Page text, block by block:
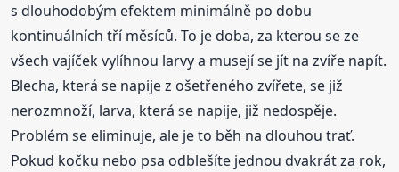
s dlouhodobým efektem minimálně po dobu
kontinuálních tří měsíců. To je doba, za kterou se ze
všech vajíček vylíhnou larvy a musejí se jít na zvíře napít.
Blecha, která se napije z ošetřeného zvířete, se již
nerozmnoží, larva, která se napije, již nedospěje.
Problém se eliminuje, ale je to běh na dlouhou trať.
Pokud kočku nebo psa odblešíte jednou dvakrát za rok,